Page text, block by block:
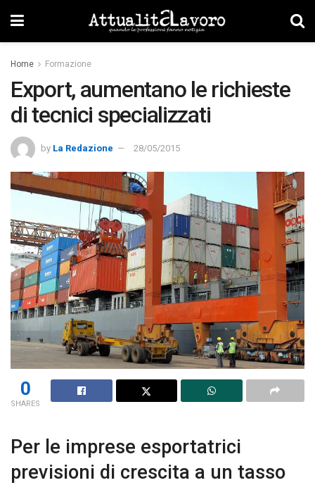
Home Formazione
Export, aumentano le richieste
di tecnici specializzati
by La Redazione 28/05/2015
0
SHARES
Per le imprese esportatrici
previsioni di crescita a un tasso